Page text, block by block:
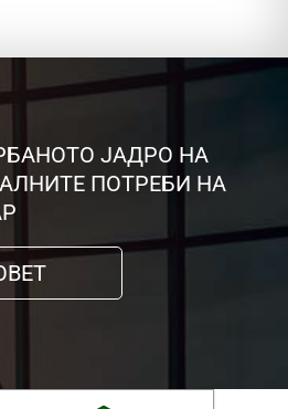
ЈАДРО НА
ПОТРЕБИ НА